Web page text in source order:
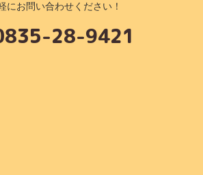
にお問い合わせください！
28-9421